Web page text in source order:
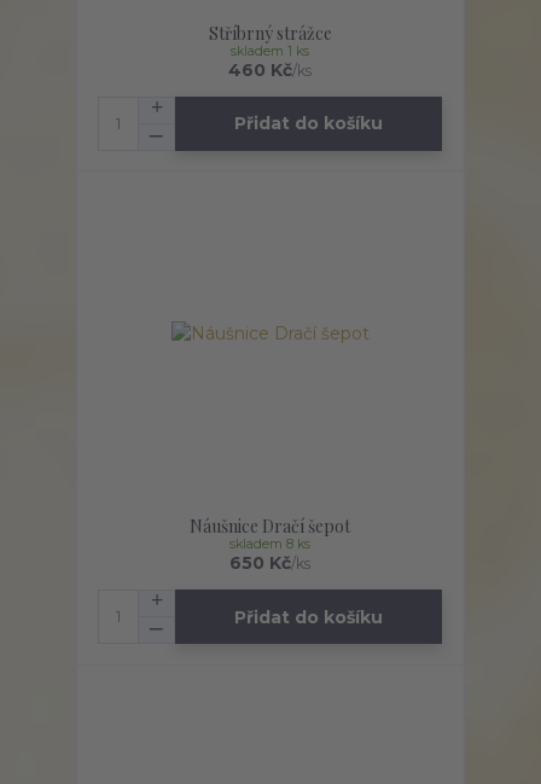
Stříbrný strážce
460 Kč/ks
skladem 1 ks
Přidat do košíku
Náušnice Dračí šepot
650 Kč/ks
skladem 8 ks
Přidat do košíku